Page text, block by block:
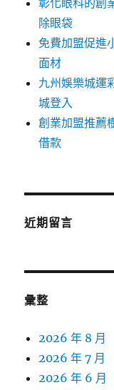
彰化眼科的創
除眼袋
免費加盟促進
面材
九州娛樂城運
城登入
創業加盟推薦
借款
近期留言
彙整
2026 年 8 月
2026 年 7 月
2026 年 6 月